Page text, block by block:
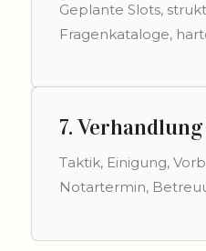
Geplante Slots,
Fragenkataloge,
7.
Taktik, Einigung,
Notartermin,